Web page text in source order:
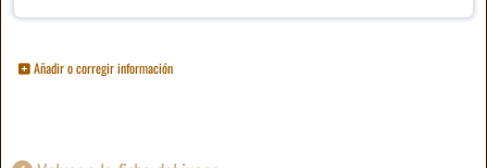
Añadir o corregir información